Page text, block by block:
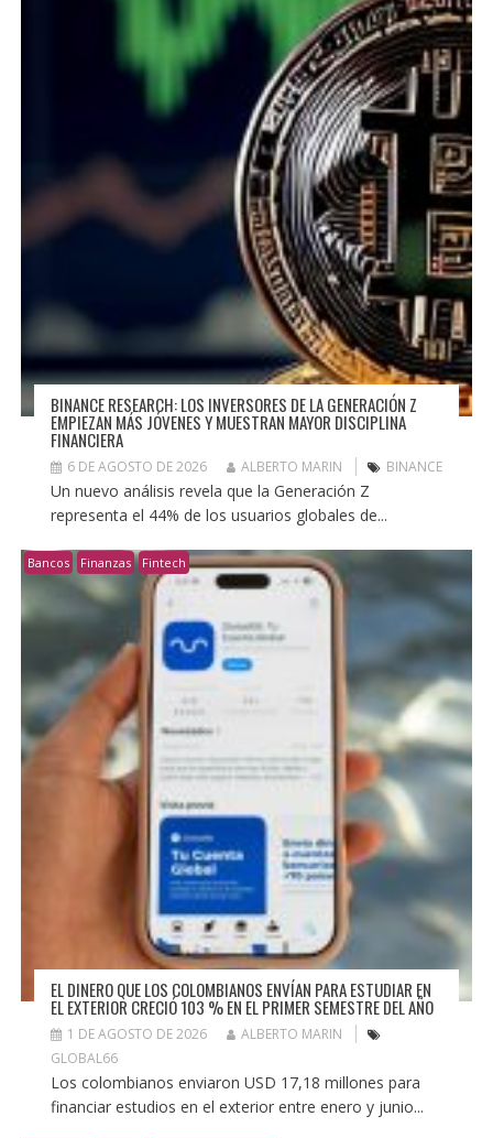
BINANCE RESEARCH: LOS INVERSORES DE LA GENERACIÓN Z
EMPIEZAN MÁS JÓVENES Y MUESTRAN MAYOR DISCIPLINA
FINANCIERA
6 DE AGOSTO DE 2026 ALBERTO MARIN BINANCE
Un nuevo análisis revela que la Generación Z
representa el 44% de los usuarios globales de...
Bancos Finanzas Fintech
EL DINERO QUE LOS COLOMBIANOS ENVÍAN PARA ESTUDIAR EN
EL EXTERIOR CRECIÓ 103 % EN EL PRIMER SEMESTRE DEL AÑO
1 DE AGOSTO DE 2026
ALBERTO MARIN
GLOBAL66
Los colombianos enviaron USD 17,18 millones para
financiar estudios en el exterior entre enero y junio...